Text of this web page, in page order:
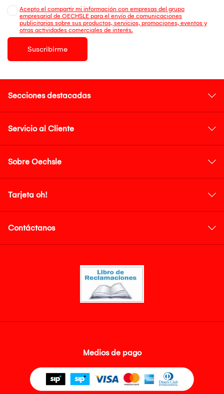
Acepto el compartir mi información con empresas del grupo
empresarial de OECHSLE para el envío de comunicaciones
publicitarias sobre sus productos, servicios, promociones, eventos y
otras actividades comerciales de interés.
Suscribirme
Secciones destacadas
Servicio al Cliente
Sobre Oechsle
Tarjeta oh!
Contáctanos
Medios de pago